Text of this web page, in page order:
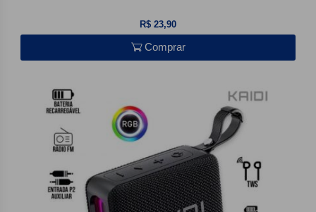
R$ 23,90
Comprar